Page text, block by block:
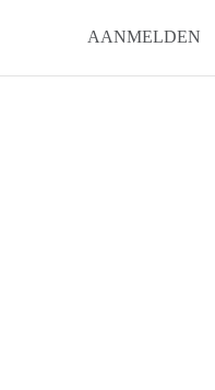
AANMELDEN